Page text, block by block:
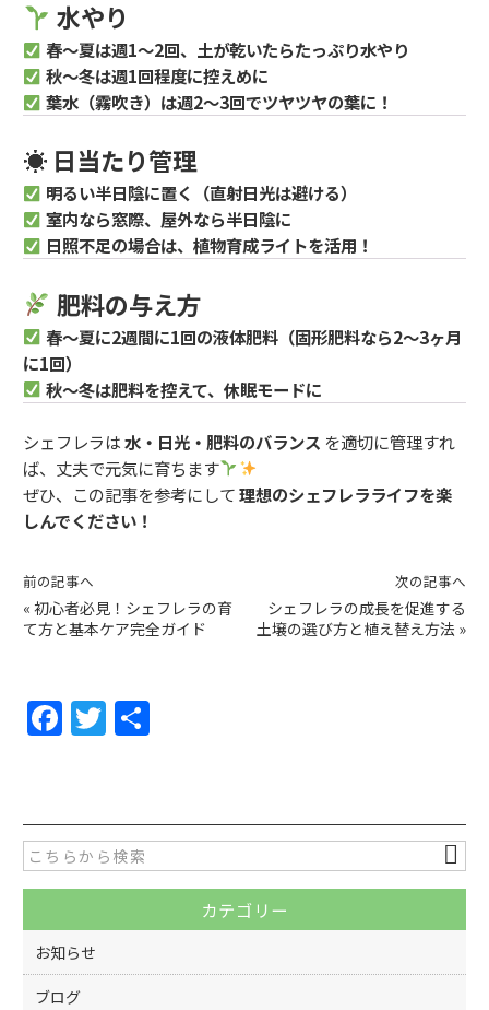
水やり
春～夏は週1～2回、土が乾いたらたっぷり水やり
秋～冬は週1回程度に控えめに
葉水（霧吹き）は週2～3回でツヤツヤの葉に！
☀ 日当たり管理
明るい半日陰に置く（直射日光は避ける）
室内なら窓際、屋外なら半日陰に
日照不足の場合は、植物育成ライトを活用！
肥料の与え方
春～夏に2週間に1回の液体肥料（固形肥料なら2～3ヶ月
に1回）
秋～冬は肥料を控えて、休眠モードに
シェフレラは水・日光・肥料のバランス を適切に管理すれ
ば、丈夫で元気に育ちます
ぜひ、この記事を参考にして理想のシェフレラライフを楽
しんでください！
前の記事へ
« 初心者必見！シェフレラの育
て方と基本ケア完全ガイド
次の記事へ
シェフレラの成長を促進する
土壌の選び方と植え替え方法 »
F
a
e
b
o
o
k
T
w
er
カテゴリー
お知らせ
ブログ